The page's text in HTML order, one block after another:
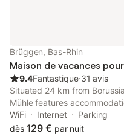
Brüggen, Bas-Rhin
Maison de vacances
9.4Fantastique⋅31 avis
Situated 24 km from
Mühle features
parking.
WiFi Internet
Parking
dès 129 € par nuit